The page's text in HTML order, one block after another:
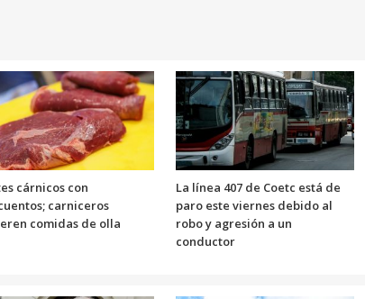
cárnicos con
carniceros
comidas de olla
La línea 407 de Coetc está de
paro este viernes debido al
robo y agresión a un
conductor